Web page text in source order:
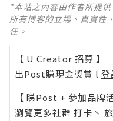
*本站之內容由作者所提
所有博客的立場、真實性
任。
【 U Creator 招募 】
出Post賺現金獎賞 l 登
【 睇Post + 參加品牌
瀏覽更多社群 打卡 丶